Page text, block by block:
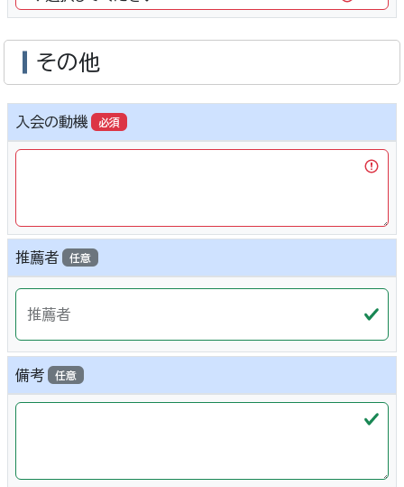
その他
入会の動機 必須
推薦者 任意
推薦者
備考 任意